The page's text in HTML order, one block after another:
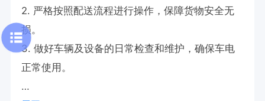
2. 严格按照配送流程进行操作，保障货物安全无
损。
3. 做好车辆及设备的日常检查和维护，确保车电
正常使用。